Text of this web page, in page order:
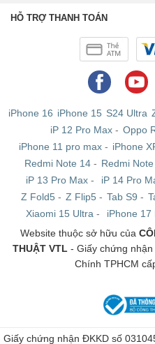
HỖ TRỢ THANH TOÁN
iPhone 16 iPhone 15 S24 Ultra
iP 12 Pro Max- Oppo
iPhone 11 pro max- iPhone
Redmi Note 14 - Redmi
iP 13 Pro Max - iP 14 Pro
Z Fold5 - Z Flip5 - Tab S9 -
Xiaomi 15 Ultra - iPhone 17
Website thuộc sở hữu của
THUẬT VTL - Giấy chứng
Chính TPHCM
Giấy chứng nhận ĐKKD số